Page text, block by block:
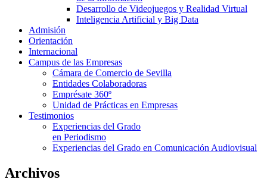
Desarrollo de Videojuegos y Realidad Virtual
Inteligencia Artificial y Big Data
Admisión
Orientación
Internacional
Campus de las Empresas
Cámara de Comercio de Sevilla
Entidades Colaboradoras
Emprésate 360º
Unidad de Prácticas en Empresas
Testimonios
Experiencias del Grado
en Periodismo
Experiencias del Grado en Comunicación Audiovisual
Archivos